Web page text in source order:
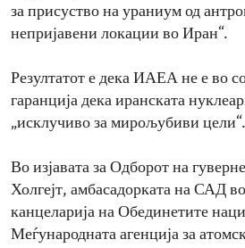
за присуство на ураниум од
непријавени локации во Иран“.
Резултатот е дека ИАЕА не е во
гаранција дека иранската
„исклучиво за мирољубиви цели“.
Во изјавата за Одборот на
Холгејт, амбасадорката на САД
канцеларија на Обединетите
Меѓународната агенција за